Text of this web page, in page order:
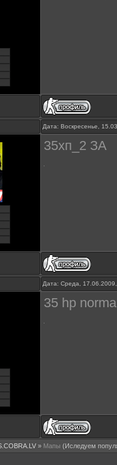
Дата: Воскресенье,
35хп_2 ЗА
Дата: Среда,
35 hp
» Мапы (Иследуем